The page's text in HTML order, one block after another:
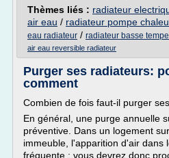
Thèmes liés : radiateur
air eau / radiateur pompe
eau radiateur / radiateur basse
air eau reversible radiateur
Purger ses radiateurs:
comment
Combien de fois faut-il purger
En général, une purge annuelle
préventive. Dans un logement
immeuble, l'apparition d'air dans
fréquente ; vous devrez donc